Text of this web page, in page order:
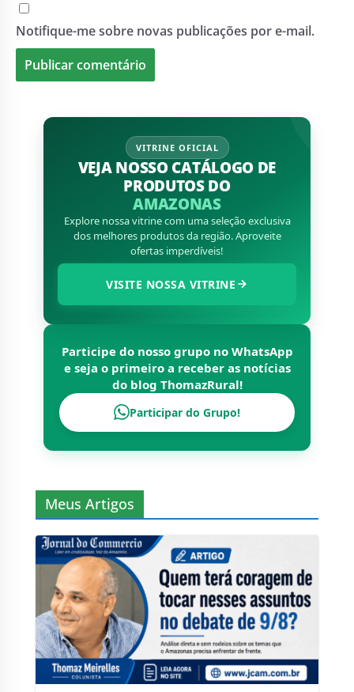
Notifique-me sobre novas publicações por e-mail.
VITRINE OFICIAL
VEJA NOSSO CATÁLOGO DE
PRODUTOS DO
AMAZONAS
Explore nossa vitrine com uma seleção exclusiva
dos melhores produtos da região. Aproveite
ofertas imperdíveis!
VISITE NOSSA VITRINE
Participe do nosso grupo no WhatsApp
e seja o primeiro a receber as notícias
do blog ThomazRural!
Participar do Grupo!
Meus Artigos